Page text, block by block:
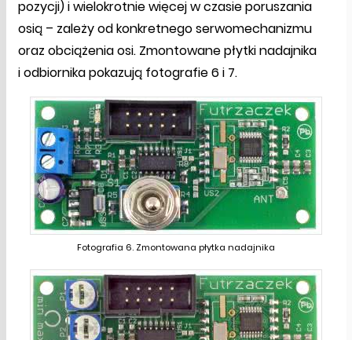
pozycji) i wielokrotnie więcej w czasie poruszania
osią – zależy od konkretnego serwomechanizmu
oraz obciążenia osi. Zmontowane płytki nadajnika
i odbiornika pokazują fotografie 6 i 7.
Fotografia 6. Zmontowana płytka nadajnika